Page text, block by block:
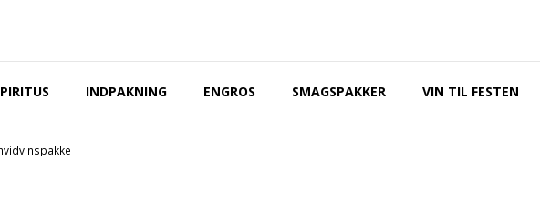
INDPAKNING ENGROS SMAGSPAKKER VIN TIL FESTEN